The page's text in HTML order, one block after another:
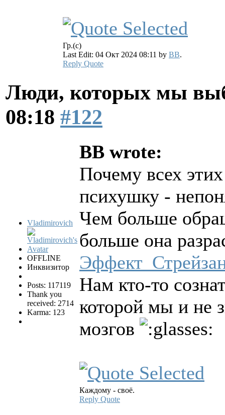
Гр.(с)
Last Edit: 04 Окт 2024 08:11 by BB.
Reply Quote
Люди, которых мы
08:18 #122
Vladimirovich
OFFLINE
Инквизитор
Posts: 117119
Thank you
received: 2714
Karma: 123
BB wrote:
Почему всех
психушку -
Чем больше
больше она
Нам кто-то
которой мы и не
мозгов
Каждому - своё.
Reply Quote